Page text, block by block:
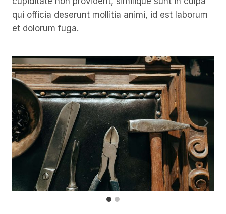
qui officia deserunt mollitia animi, id est laborum
et dolorum fuga.